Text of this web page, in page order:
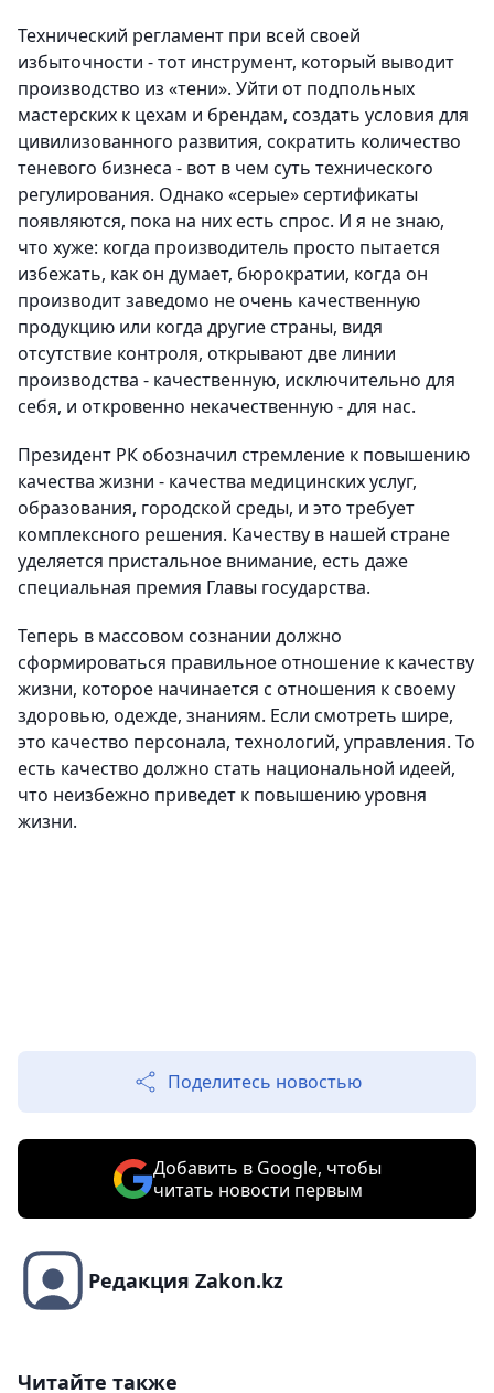
Технический регламент при всей своей
избыточности - тот инструмент, который выводит
производство из «тени». Уйти от подпольных
мастерских к цехам и брендам, создать условия для
цивилизованного развития, сократить количество
теневого бизнеса - вот в чем суть технического
регулирования. Однако «серые» сертификаты
появляются, пока на них есть спрос. И я не знаю,
что хуже: когда производитель просто пытается
избежать, как он думает, бюрократии, когда он
производит заведомо не очень качественную
продукцию или когда другие страны, видя
отсутствие контроля, открывают две линии
производства - качественную, исключительно для
себя, и откровенно некачественную - для нас.
Президент РК обозначил стремление к повышению
качества жизни - качества медицинских услуг,
образования, городской среды, и это требует
комплексного решения. Качеству в нашей стране
уделяется пристальное внимание, есть даже
специальная премия Главы государства.
Теперь в массовом сознании должно
сформироваться правильное отношение к качеству
жизни, которое начинается с отношения к своему
здоровью, одежде, знаниям. Если смотреть шире,
это качество персонала, технологий, управления. То
есть качество должно стать национальной идеей,
что неизбежно приведет к повышению уровня
жизни.
Поделитесь новостью
Добавить в Google, чтобы
читать новости первым
Редакция Zakon.kz
Читайте также